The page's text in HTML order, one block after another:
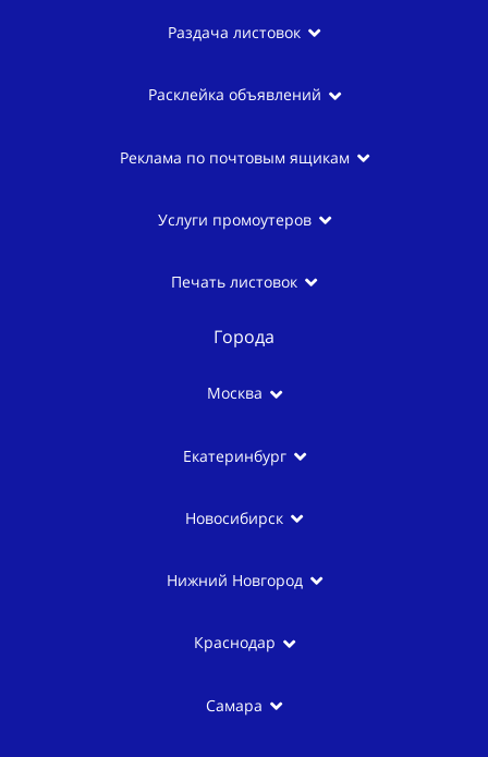
Раздача листовок
Расклейка объявлений
Реклама по почтовым ящикам
Услуги промоутеров
Печать листовок
Города
Москва
Екатеринбург
Новосибирск
Нижний Новгород
Краснодар
Самара